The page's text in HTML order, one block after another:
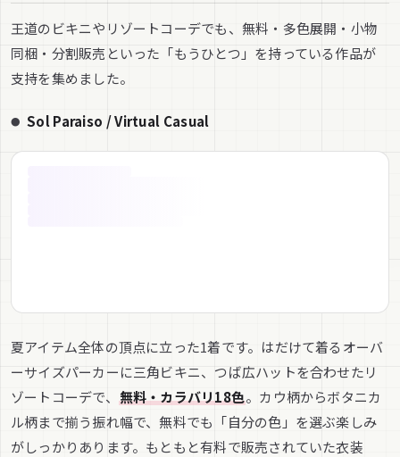
王道のビキニやリゾートコーデでも、無料・多色展開・小物
同梱・分割販売といった「もうひとつ」を持っている作品が
支持を集めました。
Sol Paraiso / Virtual Casual
夏アイテム全体の頂点に立った1着です。はだけて着るオーバ
ーサイズパーカーに三角ビキニ、つば広ハットを合わせたリ
ゾートコーデで、 無料・カラバリ18色。カウ柄からボタニカ
ル柄まで揃う振れ幅で、無料でも「自分の色」を選ぶ楽しみ
がしっかりあります。もともと有料で販売されていた衣装